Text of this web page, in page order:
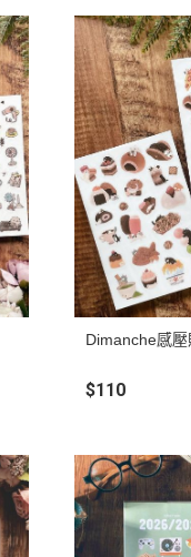
Dimanche感
$110